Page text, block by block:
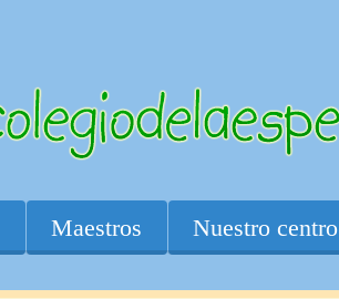
Maestros Nuestro centro